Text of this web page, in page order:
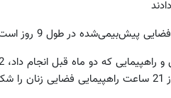
پیش‌بیمی‌شده در طول 9 روز است.